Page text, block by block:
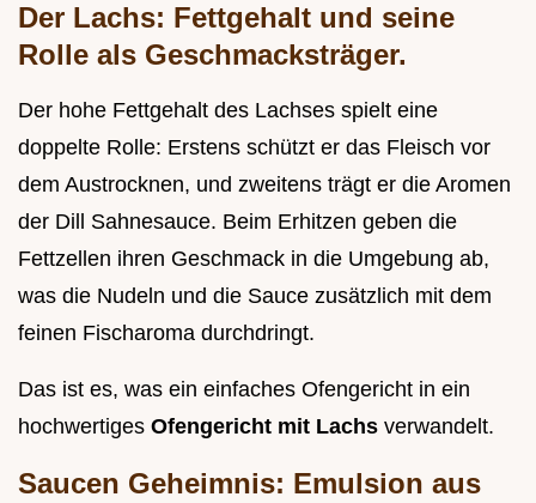
Der Lachs: Fettgehalt und seine
Rolle als Geschmacksträger.
Der hohe Fettgehalt des Lachses spielt eine
doppelte Rolle: Erstens schützt er das Fleisch vor
dem Austrocknen, und zweitens trägt er die Aromen
der Dill Sahnesauce. Beim Erhitzen geben die
Fettzellen ihren Geschmack in die Umgebung ab,
was die Nudeln und die Sauce zusätzlich mit dem
feinen Fischaroma durchdringt.
Das ist es, was ein einfaches Ofengericht in ein
hochwertiges Ofengericht mit Lachs verwandelt.
Saucen Geheimnis: Emulsion aus